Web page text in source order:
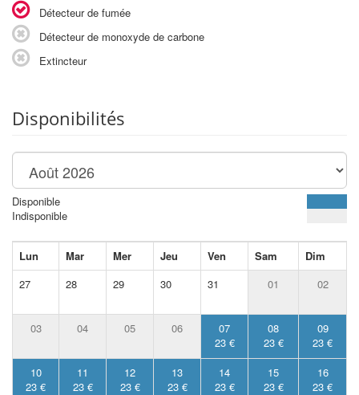
Détecteur de fumée
Détecteur de monoxyde de carbone
Extincteur
Disponibilités
Disponible
Indisponible
Lun Mar Mer Jeu Ven Sam
Dim
27
28 29 30 31 01 02
03 04 05 06
07
23 €
08
23 €
09
23 €
10
23 €
11
23 €
12
23 €
13
23 €
14
23 €
15
23 €
16
23 €